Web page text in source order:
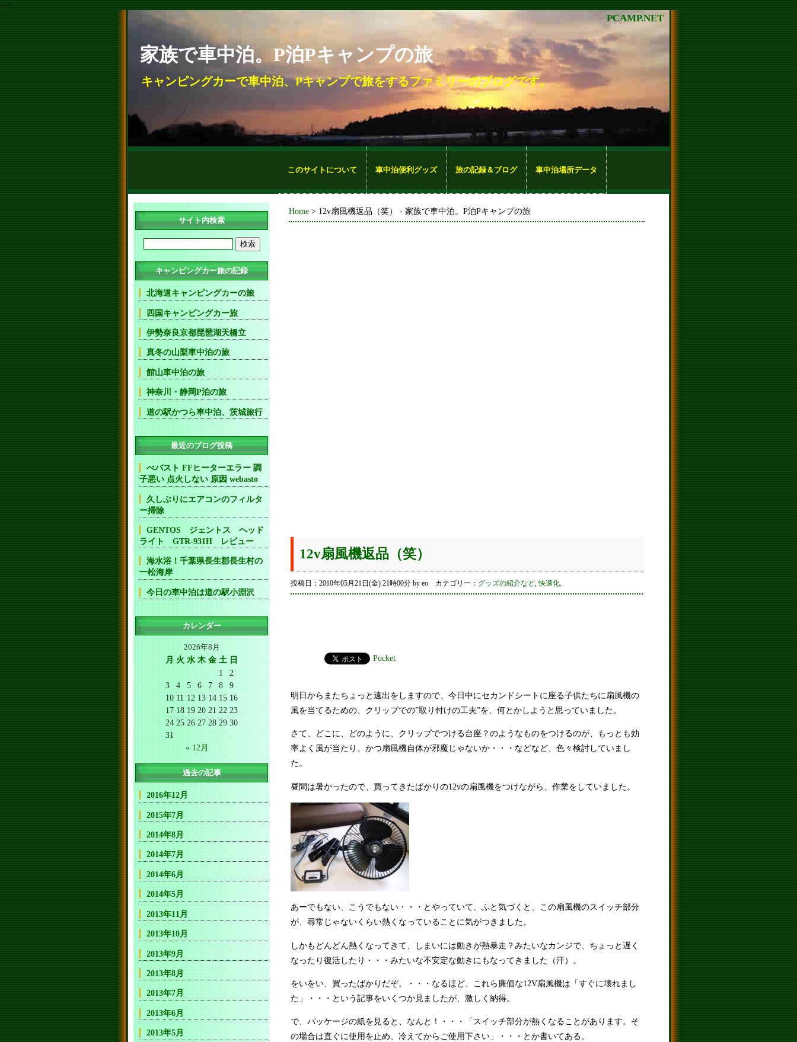
-->
家族で車中泊。P泊Pキャンプの旅
キャンピングカーで車中泊、Pキャンプで旅をするファミリーのブログです。
PCAMP.NET
このサイトについて 車中泊便利グッズ 旅の記録＆ブログ 車中泊場所データ
Home > 12v扇風機返品（笑） - 家族で車中泊。P泊Pキャンプの旅
12v扇風機返品（笑）
投稿日：2010年05月21日(金) 21時00分 by eo カテゴリー： グッズの紹介など,快適化.
Pocket
明日からまたちょっと遠出をしますので、今日中にセカンドシートに座る子供たちに扇風機の
風を当てるための、クリップでの”取り付けの工夫”を、何とかしようと思っていました。
さて、どこに、どのように、クリップでつける台座？のようなものをつけるのが、もっとも効
率よく風が当たり、かつ扇風機自体が邪魔じゃないか・・・などなど、色々検討していまし
た。
昼間は暑かったので、買ってきたばかりの12vの扇風機をつけながら、作業をしていました。
あーでもない、こうでもない・・・とやっていて、ふと気づくと、この扇風機のスイッチ部分
が、尋常じゃないくらい熱くなっていることに気がつきました。
しかもどんどん熱くなってきて、しまいには動きが熱暴走？みたいなカンジで、ちょっと遅く
なったり復活したり・・・みたいな不安定な動きにもなってきました（汗）。
をいをい、買ったばかりだぞ。・・・なるほど、これら廉価な12V扇風機は「すぐに壊れまし
た」・・・という記事をいくつか見ましたが、激しく納得。
で、パッケージの紙を見ると、なんと！・・・「スイッチ部分が熱くなることがあります。そ
の場合は直ぐに使用を止め、冷えてからご使用下さい」・・・とか書いてある。
サイト内検索
キャンピングカー旅の記録
北海道キャンピングカーの旅
四国キャンピングカー旅
伊勢奈良京都琵琶湖天橋立
真冬の山梨車中泊の旅
館山車中泊の旅
神奈川・静岡P泊の旅
道の駅かつら車中泊、茨城旅行
最近のブログ投稿
べバスト FFヒーターエラー 調
子悪い 点火しない 原因 webasto
久しぶりにエアコンのフィルタ
ー掃除
GENTOS ジェントス ヘッド
ライト GTR-931H レビュー
海水浴！千葉県長生郡長生村の
一松海岸
今日の車中泊は道の駅小淵沢
カレンダー
2026年8月
月 火 水 木 金 土 日
1
2
3
4 5 6 7 8
9
10 11 12 13 14 15 16
17 18 19 20 21 22 23
24 25 26 27 28 29 30
31
« 12月
過去の記事
2016年12月
2015年7月
2014年8月
2014年7月
2014年6月
2014年5月
2013年11月
2013年10月
2013年9月
2013年8月
2013年7月
2013年6月
2013年5月